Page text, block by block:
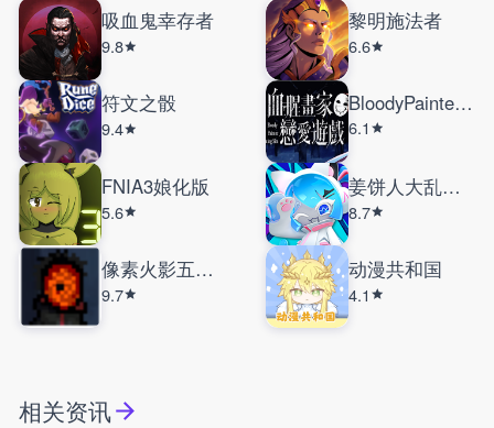
吸血鬼幸存者
9.8
黎明施法者
6.6
符文之骰
9.4
BloodyPainterDatingSim
6.1
FNIA3娘化版
5.6
姜饼人大乱斗国际服
8.7
像素火影五影斑
9.7
动漫共和国
4.1
相关资讯